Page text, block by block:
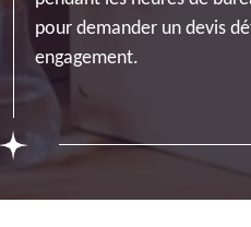
pour demander un devis
engagement.